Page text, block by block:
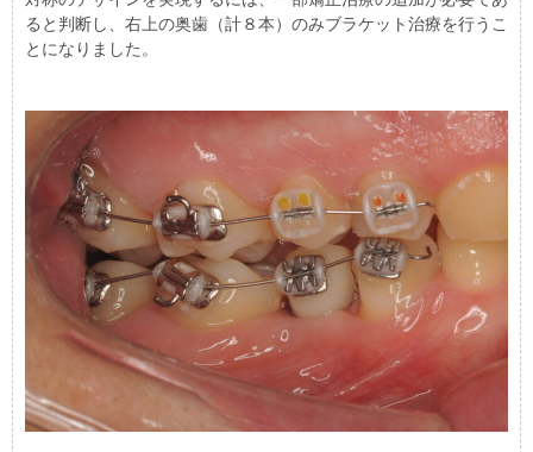
ると判断し、右上の奥歯（計８本）のみブラケット治療を行うこ
とになりました。